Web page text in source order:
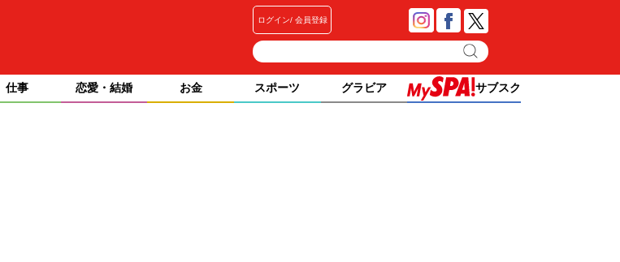
ログイン 会員登録
仕事 恋愛・結婚 お金 スポーツ グラビア サブスク